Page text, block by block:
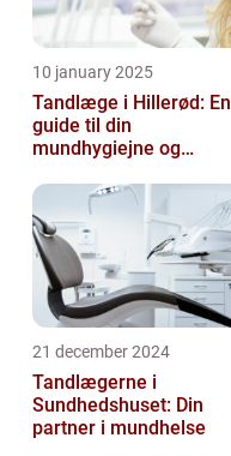
10 january 2025
Tandlæge i Hillerød: En
guide til din
mundhygiejne og
21 december 2024
Tandlægerne i
Sundhedshuset: Din
partner i mundhelse